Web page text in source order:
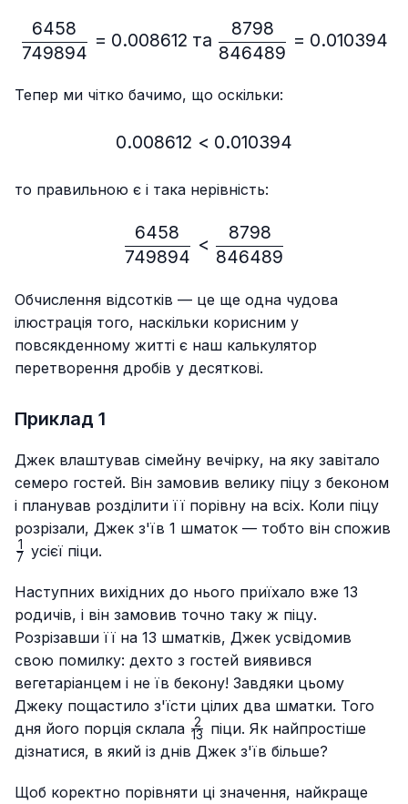
749894
6458
= 0.008612 та
846489
8798
= 0.010394
Тепер ми чітко бачимо, що оскільки:
0.008612 < 0.010394
0.008612 < 0.010394
то правильною є і така нерівність:
\frac{6458}{749894} <
749894
6458
<
846489
8798
Обчислення відсотків — це ще одна чудова
ілюстрація того, наскільки корисним у
повсякденному житті є наш калькулятор
перетворення дробів у десяткові.
Приклад 1
Джек влаштував сімейну вечірку, на яку завітало
семеро гостей. Він замовив велику піцу з беконом
і планував розділити її порівну на всіх. Коли піцу
розрізали, Джек з'їв 1 шматок — тобто він спожив
\frac{1}
7
1 усієї піци.
Наступних вихідних до нього приїхало вже 13
родичів, і він замовив точно таку ж піцу.
Розрізавши її на 13 шматків, Джек усвідомив
свою помилку: дехто з гостей виявився
вегетаріанцем і не їв бекону! Завдяки цьому
Джеку пощастило з'їсти цілих два шматки. Того
дня його порція склала \frac{2}
{13}
13
2
піци. Як найпростіше
дізнатися, в який із днів Джек з'їв більше?
Щоб коректно порівняти ці значення, найкраще